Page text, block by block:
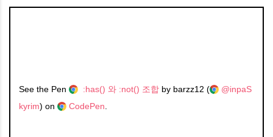
See the Pen :has() 와 :not() 조합 by barzz12 (
@inpaS
kyrim) on CodePen